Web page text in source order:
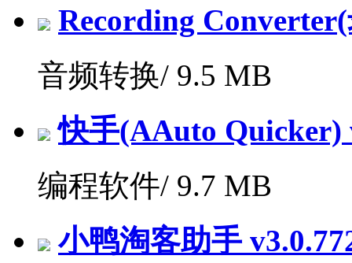
Recording
音频转换/ 9.5 MB
快手(AAuto Quicker)
编程软件/ 9.7 MB
小鸭淘客助手